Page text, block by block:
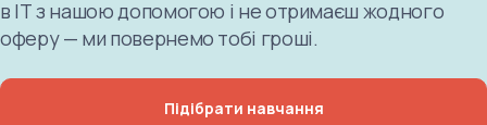
в ІТ з нашою допомогою і не отримаєш жодного
оферу — ми повернемо тобі гроші.
Підібрати навчання